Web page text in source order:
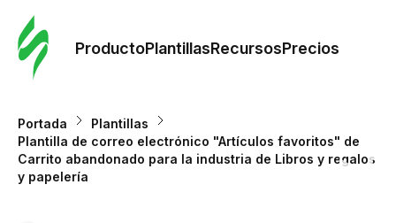
ProductoPlantillasRecursosPrecios
Portada
Plantillas
Plantilla de correo electrónico "Artículos favoritos" de
Carrito abandonado para la industria de Libros y regalos
y papelería